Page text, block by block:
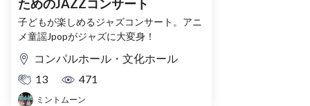
ためのJAZZコンサート
子どもが楽しめるジャズコンサート。アニ
メ童謡Jpopがジャズに大変身！
コンパルホール・文化ホール
13
471
ミントムーン